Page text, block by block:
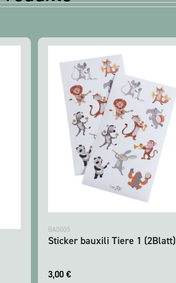
BA0005
Sticker bauxili Tiere 1 (2Blatt)
3,00 €